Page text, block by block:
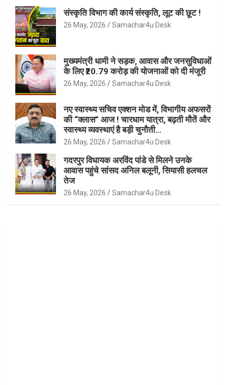
संस्कृति विभाग की कार्य संस्कृति, लूट की छूट !
26 May, 2026 Samachar4u Desk
मुख्यमंत्री धामी ने सड़क, आवास और जनसुविधाओं
के लिए ₹20.79 करोड़ की योजनाओं को दी मंजूरी
26 May, 2026 Samachar4u Desk
नए स्वास्थ्य सचिव एक्शन मोड में, विभागीय अफसरों
की “क्लास” आज ! चारधाम यात्रा, बढ़ती मौतें और
स्वास्थ्य व्यवस्थाएं है बड़ी चुनौती…
26 May, 2026 Samachar4u Desk
गदरपुर विधायक अरविंद पांडे से मिलने उनके
आवास पहुंचे सांसद अनिल बलूनी, सियासी हलचल
तेज
26 May, 2026 Samachar4u Desk